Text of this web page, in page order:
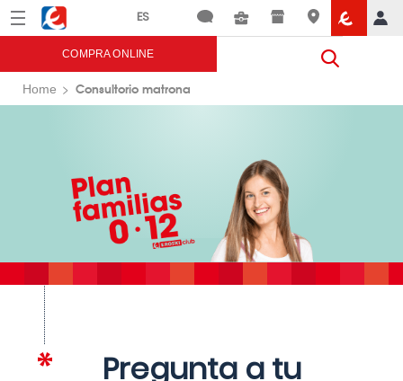
Menú Eroski
COMPRA ONLINE
Home Consultorio matrona
Pregunta a tu